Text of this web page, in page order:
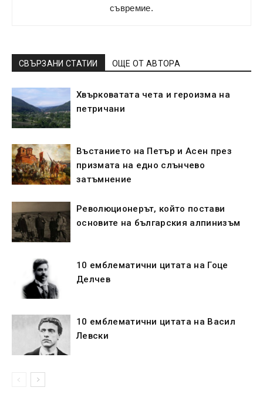
съвремие.
СВЪРЗАНИ СТАТИИ ОЩЕ ОТ АВТОРА
Хвърковатата чета и героизма на
петричани
Въстанието на Петър и Асен през
призмата на едно слънчево
затъмнение
Революционерът, който постави
основите на българския алпинизъм
10 емблематични цитата на Гоце
Делчев
10 емблематични цитата на Васил
Левски